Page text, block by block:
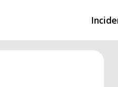
Overzicht incidenten